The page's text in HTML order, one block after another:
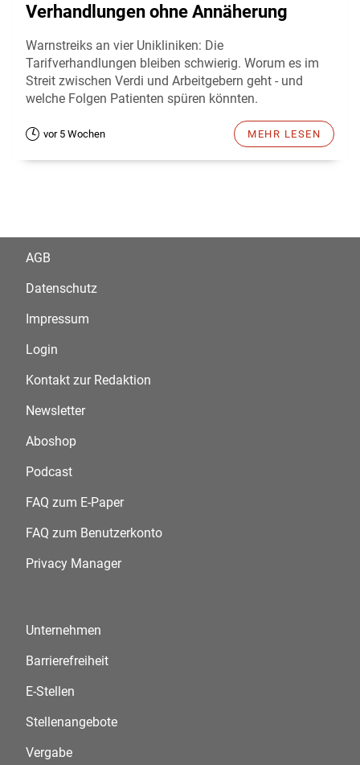
Verhandlungen ohne Annäherung
Warnstreiks an vier Unikliniken: Die
Tarifverhandlungen bleiben schwierig. Worum es im
Streit zwischen Verdi und Arbeitgebern geht - und
welche Folgen Patienten spüren könnten.
vor 5 Wochen MEHR LESEN
AGB
Datenschutz
Impressum
Login
Kontakt zur Redaktion
Newsletter
Aboshop
Podcast
FAQ zum E-Paper
FAQ zum Benutzerkonto
Privacy Manager
Unternehmen
Barrierefreiheit
E-Stellen
Stellenangebote
Vergabe